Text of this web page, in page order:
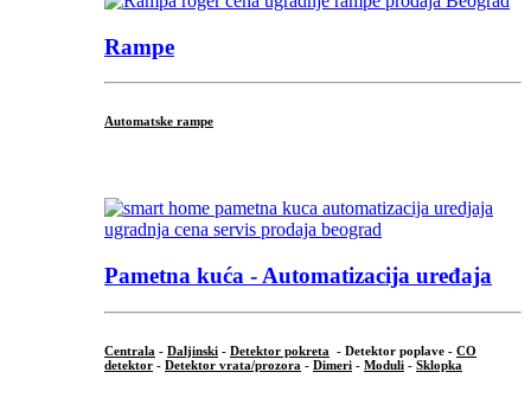
Rampe
Automatske rampe
Pametna kuća - Automatizacija uređaja
Centrala - Daljinski - Detektor pokreta - Detektor poplave - CO
detektor - Detektor vrata/prozora - Dimeri - Moduli - Sklopka